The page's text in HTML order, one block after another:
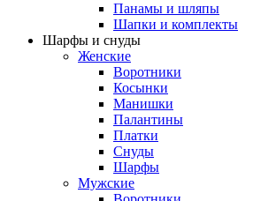
Панамы и шляпы
Шапки и комплекты
Шарфы и снуды
Женские
Воротники
Косынки
Манишки
Палантины
Платки
Снуды
Шарфы
Мужские